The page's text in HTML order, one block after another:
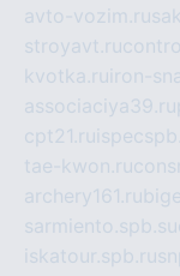
avto-vozim.ru
stroyavt.ru
kvotka.ru iron-
associaciya39.ru
cpt21.ru
tae-kwon.ru
archery161.ru
sarmiento.spb.su
iskatour.spb.ru